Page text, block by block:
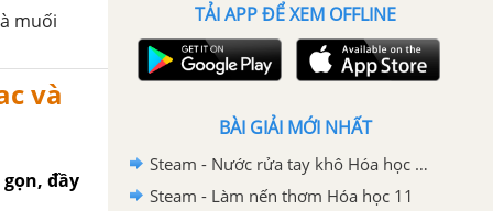
muối
và
đầy
TẢI APP ĐỂ XEM OFFLINE
BÀI GIẢI MỚI NHẤT
Steam - Nước rửa tay khô Hóa học 11
Steam - Làm nến thơm Hóa học 11